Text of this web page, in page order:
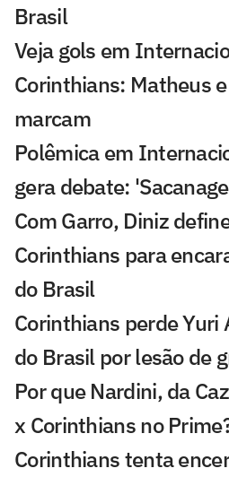
Brasil
Veja gols em
Corinthians: Matheus
marcam
Polêmica em
gera debate:
Com Garro, Diniz
Corinthians para
do Brasil
Corinthians perde Yuri
do Brasil por lesão de
Por que Nardini, da
x Corinthians no
Corinthians tenta